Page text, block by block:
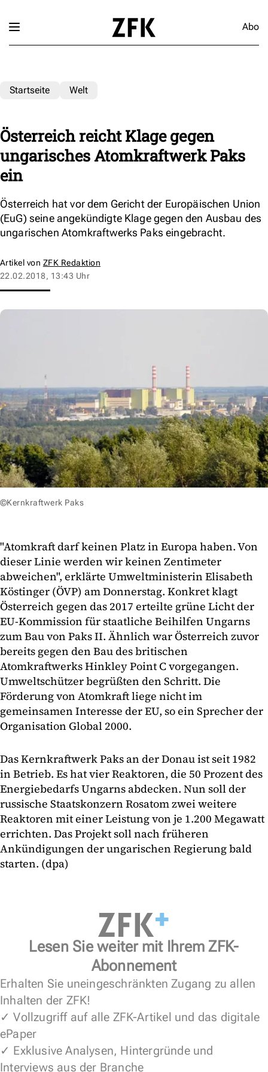
Abo
Startseite Welt
Österreich reicht Klage gegen
ungarisches Atomkraftwerk Paks
ein
Österreich hat vor dem Gericht der Europäischen Union
(EuG) seine angekündigte Klage gegen den Ausbau des
ungarischen Atomkraftwerks Paks eingebracht.
Artikel von ZFK Redaktion
22.02.2018, 13:43 Uhr
©Kernkraftwerk Paks
"Atomkraft darf keinen Platz in Europa haben. Von
dieser Linie werden wir keinen Zentimeter
abweichen", erklärte Umweltministerin Elisabeth
Köstinger (ÖVP) am Donnerstag. Konkret klagt
Österreich gegen das 2017 erteilte grüne Licht der
EU-Kommission für staatliche Beihilfen Ungarns
zum Bau von Paks II. Ähnlich war Österreich zuvor
bereits gegen den Bau des britischen
Atomkraftwerks Hinkley Point C vorgegangen.
Umweltschützer begrüßten den Schritt. Die
Förderung von Atomkraft liege nicht im
gemeinsamen Interesse der EU, so ein Sprecher der
Organisation Global 2000.
Das Kernkraftwerk Paks an der Donau ist seit 1982
in Betrieb. Es hat vier Reaktoren, die 50 Prozent des
Energiebedarfs Ungarns abdecken. Nun soll der
russische Staatskonzern Rosatom zwei weitere
Reaktoren mit einer Leistung von je 1.200 Megawatt
errichten. Das Projekt soll nach früheren
Ankündigungen der ungarischen Regierung bald
starten. (dpa)
Lesen Sie weiter mit Ihrem ZFK-
Abonnement
Erhalten Sie uneingeschränkten Zugang zu allen
Inhalten der ZFK!
✓ Vollzugriff auf alle ZFK-Artikel und das digitale
ePaper
✓ Exklusive Analysen, Hintergründe und
Interviews aus der Branche